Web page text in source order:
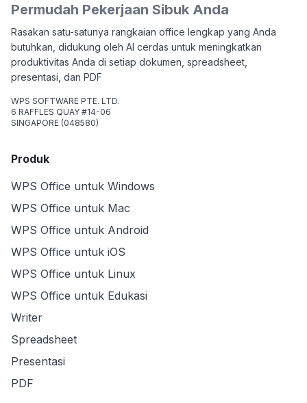
Permudah Pekerjaan Sibuk Anda
Rasakan satu-satunya rangkaian office lengkap yang Anda
butuhkan, didukung oleh AI cerdas untuk meningkatkan
produktivitas Anda di setiap dokumen, spreadsheet,
presentasi, dan PDF
WPS SOFTWARE PTE. LTD.
6 RAFFLES QUAY #14-06
SINGAPORE (048580)
Produk
WPS Office untuk Windows
WPS Office untuk Mac
WPS Office untuk Android
WPS Office untuk iOS
WPS Office untuk Linux
WPS Office untuk Edukasi
Writer
Spreadsheet
Presentasi
PDF